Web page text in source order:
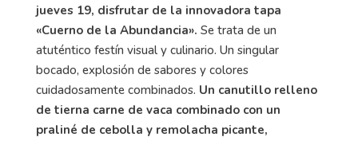
jueves 19, disfrutar de la innovadora tapa
«Cuerno de la Abundancia». Se trata de un
atuténtico festín visual y culinario. Un singular
bocado, explosión de sabores y colores
cuidadosamente combinados. Un canutillo relleno
de tierna carne de vaca combinado con un
praliné de cebolla y remolacha picante,